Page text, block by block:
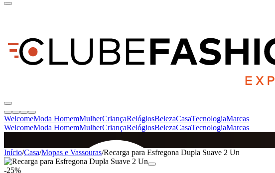
WelcomeModa HomemMulherCriançaRelógiosBelezaCasaTecnologiaMarcas
WelcomeModa HomemMulherCriançaRelógiosBelezaCasaTecnologiaMarcas
SINCE 2005
Início/Casa/Mopas e Vassouras/Recarga para Esfregona Dupla Suave 2 Un
-25%